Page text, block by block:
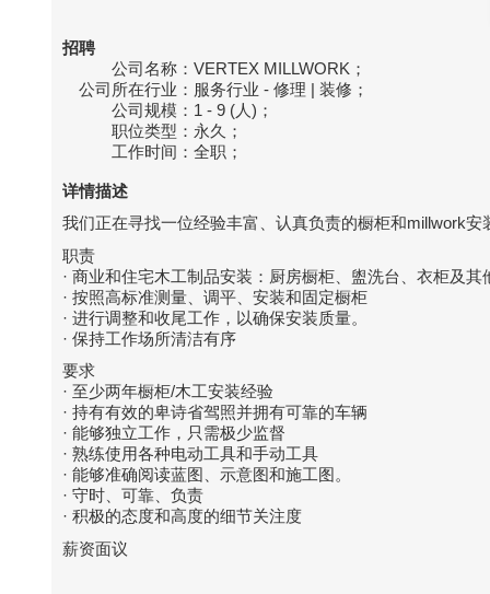
招聘
公司名称： VERTEX MILLWORK；
公司所在行业： 服务行业 - 修理 | 装修；
公司规模： 1 - 9 (人)；
职位类型： 永久；
工作时间： 全职；
详情描述
我们正在寻找一位经验丰富、认真负责的橱柜和millwork安
职责
· 商业和住宅木工制品安装：厨房橱柜、盥洗台、衣柜及其
· 按照高标准测量、调平、安装和固定橱柜
· 进行调整和收尾工作，以确保安装质量。
· 保持工作场所清洁有序
要求
· 至少两年橱柜/木工安装经验
· 持有有效的卑诗省驾照并拥有可靠的车辆
· 能够独立工作，只需极少监督
· 熟练使用各种电动工具和手动工具
· 能够准确阅读蓝图、示意图和施工图。
· 守时、可靠、负责
· 积极的态度和高度的细节关注度
薪资面议